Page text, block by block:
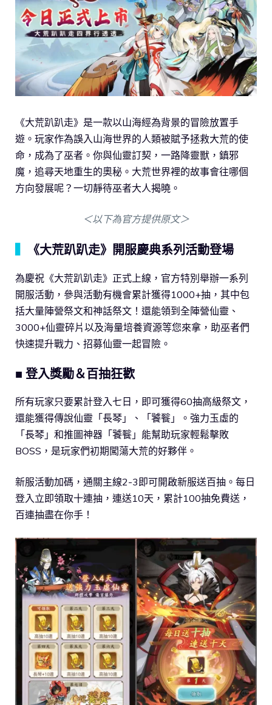
《大荒趴趴走》是一款以山海經為背景的冒險放置手
遊。玩家作為誤入山海世界的人類被賦予拯救大荒的使
命，成為了巫者。你與仙靈訂契，一路降靈獸，鎮邪
魔，追尋天地重生的奧秘。大荒世界裡的故事會往哪個
方向發展呢？一切靜待巫者大人揭曉。
＜以下為官方提供原文＞
《大荒趴趴走》開服慶典系列活動登場
為慶祝《大荒趴趴走》正式上線，官方特別舉辦一系列
開服活動，參與活動有機會累計獲得1000+抽，其中包
括大量陣營祭文和神話祭文！還能領到全陣營仙靈、
3000+仙靈碎片以及海量培養資源等您來拿，助巫者們
快速提升戰力、招募仙靈一起冒險。
■ 登入獎勵＆百抽狂歡
所有玩家只要累計登入七日，即可獲得60抽高級祭文，
還能獲得傳說仙靈「長琴」、「饕餮」。強力玉虛的
「長琴」和推圖神器「饕餮」能幫助玩家輕鬆擊敗
BOSS，是玩家們初期闖蕩大荒的好夥伴。
新服活動加碼，通關主線2-3即可開啟新服送百抽。每日
登入立即領取十連抽，連送10天，累計100抽免費送，
百連抽盡在你手！